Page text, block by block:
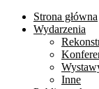
Strona główna
Wydarzenia
Inne